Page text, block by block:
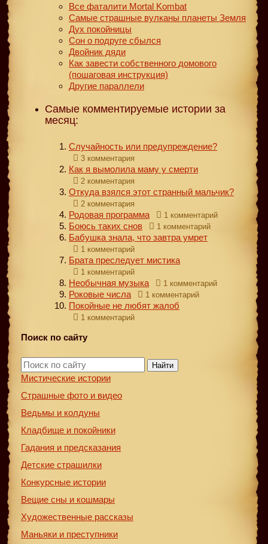
Все фаталити Mortal Kombat
Самые страшные вулканы планеты Земля
Дух покойницы
Сон о подруге сбылся
Двойник дяди
Как завести собственного домового
(пошаговая инструкция)
Другие параллели
Самые комментируемые истории за
месяц:
Случайность или предупреждение?
3 комментария
Как я вымолила маму у смерти
2 комментария
Откуда взялся этот странный мальчик?
2 комментария
Родовая программа 1 комментарий
Боюсь таких снов 1 комментарий
Бабушка знала, что завтра умрет
1 комментарий
Брата преследует мистика
1 комментарий
Необычная музыка 1 комментарий
Роковые числа 1 комментарий
Покойные не любят жалоб
1 комментарий
Поиск по сайту
Найти
Мистические истории
Страшные фото и видео
Ведьмы и колдуны
Кладбище и покойники
Гадания и предсказания
Детские страшилки
Конкурсные истории
Вещие сны и кошмары
Художественные рассказы
Маньяки и преступники